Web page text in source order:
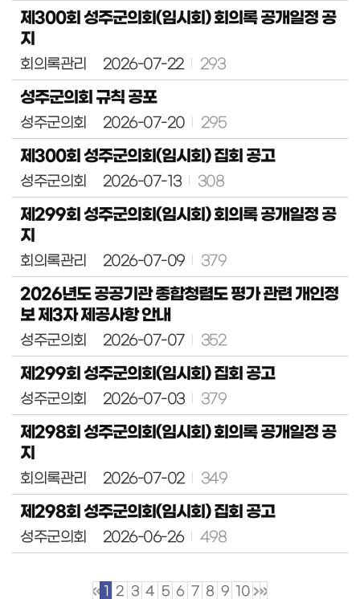
제300회 성주군의회(임시회) 회의록 공개일정 공
지
회의록관리 2026-07-22 293
성주군의회 규칙 공포
성주군의회 2026-07-20 295
제300회 성주군의회(임시회) 집회 공고
성주군의회 2026-07-13 308
제299회 성주군의회(임시회) 회의록 공개일정 공
지
회의록관리 2026-07-09 379
2026년도 공공기관 종합청렴도 평가 관련 개인정
보 제3자 제공사항 안내
성주군의회 2026-07-07 352
제299회 성주군의회(임시회) 집회 공고
성주군의회 2026-07-03 379
제298회 성주군의회(임시회) 회의록 공개일정 공
지
회의록관리 2026-07-02 349
제298회 성주군의회(임시회) 집회 공고
성주군의회 2026-06-26 498
1 2 3 4 5 6 7 8 9 10